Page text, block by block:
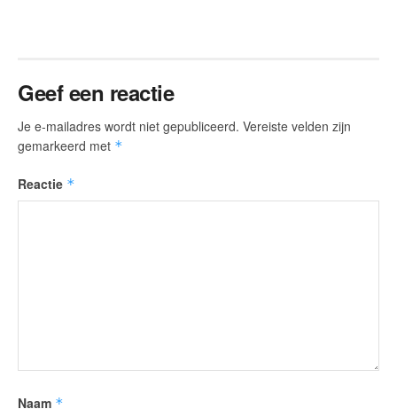
Geef een reactie
Je e-mailadres wordt niet gepubliceerd. Vereiste velden zijn
gemarkeerd met *
Reactie *
Naam *